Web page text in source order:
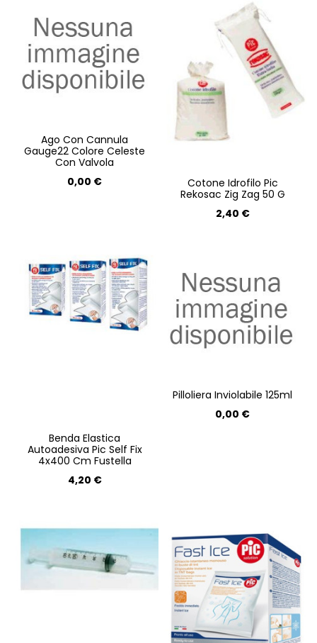
Ago Con Cannula
Gauge22 Colore Celeste
Con Valvola
0,00 €
Cotone Idrofilo Pic
Rekosac Zig Zag 50 G
2,40 €
Benda Elastica
Autoadesiva Pic Self Fix
4x400 Cm Fustella
4,20 €
Pilloliera Inviolabile 125ml
0,00 €